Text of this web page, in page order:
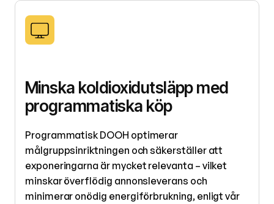
Minska koldioxidutsläpp med
programmatiska köp
Programmatisk DOOH optimerar
målgruppsinriktningen och säkerställer att
exponeringarna är mycket relevanta – vilket
minskar överflödig annonsleverans och
minimerar onödig energiförbrukning, enligt vår